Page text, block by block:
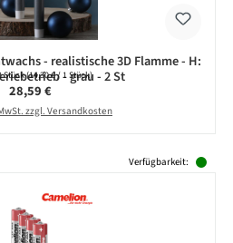
- realistische 3D Flamme - H:
- grau - 2 St
Stück(14,30 € / 1 Stück)
Regulärer Preis:
28,59 €
zzgl. Versandkosten
Verfügbarkeit: